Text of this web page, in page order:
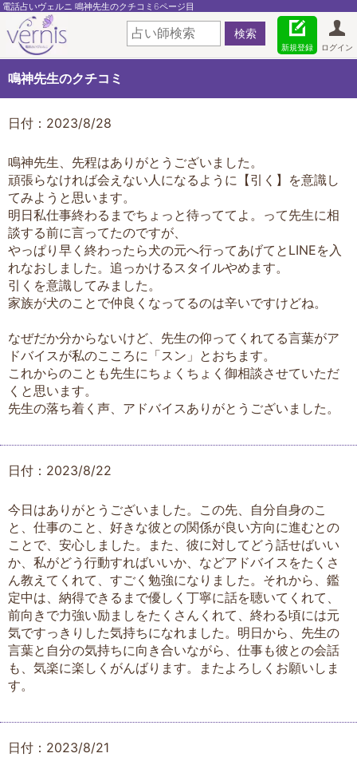
電話占いヴェルニ 鳴神先生のクチコミ6ページ目
ログイン
新規登録
鳴神先生のクチコミ
日付：2023/8/28
鳴神先生、先程はありがとうございました。
頑張らなければ会えない人になるように【引く】を意識し
てみようと思います。
明日私仕事終わるまでちょっと待っててよ。って先生に相
談する前に言ってたのですが、
やっぱり早く終わったら犬の元へ行ってあげてとLINEを入
れなおしました。追っかけるスタイルやめます。
引くを意識してみました。
家族が犬のことで仲良くなってるのは辛いですけどね。
なぜだか分からないけど、先生の仰ってくれてる言葉がア
ドバイスが私のこころに「スン」とおちます。
これからのことも先生にちょくちょく御相談させていただ
くと思います。
先生の落ち着く声、アドバイスありがとうございました。
日付：2023/8/22
今日はありがとうございました。この先、自分自身のこ
と、仕事のこと、好きな彼との関係が良い方向に進むとの
ことで、安心しました。また、彼に対してどう話せばいい
か、私がどう行動すればいいか、などアドバイスをたくさ
ん教えてくれて、すごく勉強になりました。それから、鑑
定中は、納得できるまで優しく丁寧に話を聴いてくれて、
前向きで力強い励ましをたくさんくれて、終わる頃には元
気ですっきりした気持ちになれました。明日から、先生の
言葉と自分の気持ちに向き合いながら、仕事も彼との会話
も、気楽に楽しくがんばります。またよろしくお願いしま
す。
日付：2023/8/21